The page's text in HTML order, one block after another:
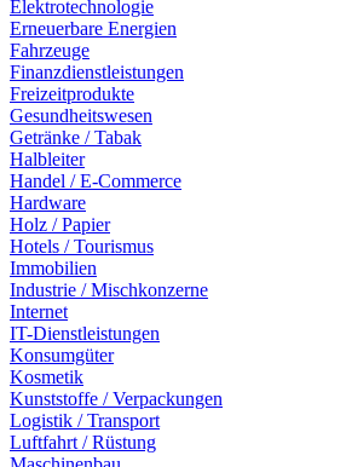
Elektrotechnologie
Erneuerbare Energien
Fahrzeuge
Finanzdienstleistungen
Freizeitprodukte
Gesundheitswesen
Getränke / Tabak
Halbleiter
Handel / E-Commerce
Hardware
Holz / Papier
Hotels / Tourismus
Immobilien
Industrie / Mischkonzerne
Internet
IT-Dienstleistungen
Konsumgüter
Kosmetik
Kunststoffe / Verpackungen
Logistik / Transport
Luftfahrt / Rüstung